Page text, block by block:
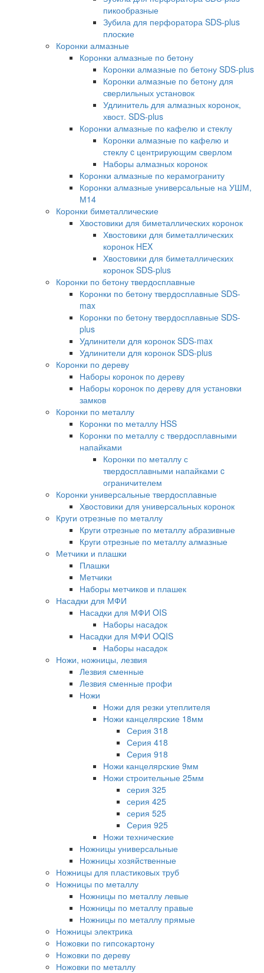
пикообразные
Зубила для перфоратора SDS-plus
плоские
Коронки алмазные
Коронки алмазные по бетону
Коронки алмазные по бетону SDS-plus
Коронки алмазные по бетону для
сверлильных установок
Удлинитель для алмазных коронок,
хвост. SDS-plus
Коронки алмазные по кафелю и стеклу
Коронки алмазные по кафелю и
стеклу c центрирующим сверлом
Наборы алмазных коронок
Коронки алмазные по керамограниту
Коронки алмазные универсальные на УШМ,
М14
Коронки биметаллические
Хвостовики для биметаллических коронок
Хвостовики для биметаллических
коронок HEX
Хвостовики для биметаллических
коронок SDS-plus
Коронки по бетону твердосплавные
Коронки по бетону твердосплавные SDS-
max
Коронки по бетону твердосплавные SDS-
plus
Удлинители для коронок SDS-max
Удлинители для коронок SDS-plus
Коронки по дереву
Наборы коронок по дереву
Наборы коронок по дереву для установки
замков
Коронки по металлу
Коронки по металлу HSS
Коронки по металлу с твердосплавными
напайками
Коронки по металлу с
твердосплавными напайками c
ограничителем
Коронки универсальные твердосплавные
Хвостовики для универсальных коронок
Круги отрезные по металлу
Круги отрезные по металлу абразивные
Круги отрезные по металлу алмазные
Метчики и плашки
Плашки
Метчики
Наборы метчиков и плашек
Насадки для МФИ
Насадки для МФИ OIS
Наборы насадок
Насадки для МФИ OQIS
Наборы насадок
Ножи, ножницы, лезвия
Лезвия сменные
Лезвия сменные профи
Ножи
Ножи для резки утеплителя
Ножи канцелярские 18мм
Серия 318
Серия 418
Серия 918
Ножи канцелярские 9мм
Ножи строительные 25мм
серия 325
серия 425
серия 525
Серия 925
Ножи технические
Ножницы универсальные
Ножницы хозяйственные
Ножницы для пластиковых труб
Ножницы по металлу
Ножницы по металлу левые
Ножницы по металлу правые
Ножницы по металлу прямые
Ножницы электрика
Ножовки по гипсокартону
Ножовки по дереву
Ножовки по металлу